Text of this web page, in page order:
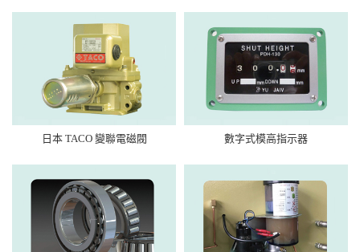
日本 TACO 變聯電磁閥 數字式模高指示器